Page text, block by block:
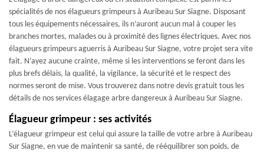
spécialités de nos élagueurs grimpeurs à Auribeau Sur Siagne. Disposant
tous les équipements nécessaires, ils n’auront aucun mal à couper les
branches mortes, malades ou à proximité des lignes électriques. Avec nos
élagueurs grimpeurs aguerris à Auribeau Sur Siagne, votre projet sera vite
fait. N’ayez aucune crainte, même si les interventions se feront dans les
plus brefs délais, la qualité, la vigilance, la sécurité et le respect des
normes seront de mise. Vous trouverez dans notre devis gratuit tous les
détails de nos services élagage arbre dangereux à Auribeau Sur Siagne.
Élagueur grimpeur : ses activités
L’élagueur grimpeur est celui qui assure la taille de votre arbre à Auribeau
Sur Siagne, en vue de maintenir sa santé, de rééquilibrer son poids, de